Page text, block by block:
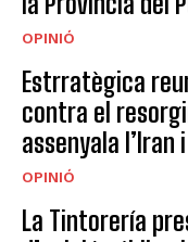
OPINIÓ
Estrratègica
contra el
assenyala l’Iran
OPINIÓ
La Tintorería